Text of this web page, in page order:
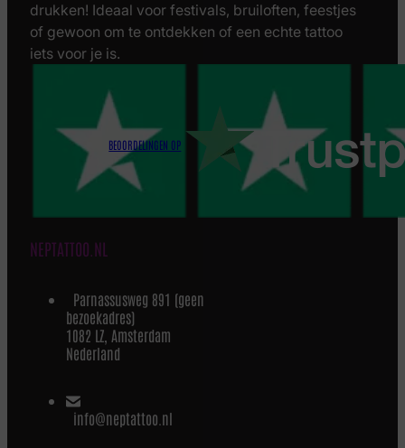
drukken! Ideaal voor festivals, bruiloften, feestjes
of gewoon om te ontdekken of een echte tattoo
iets voor je is.
BEOORDELINGEN OP
NEPTATTOO.NL
Parnassusweg 891 (geen
bezoekadres)
1082 LZ, Amsterdam
Nederland
info@neptattoo.nl